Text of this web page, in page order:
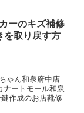
ーのキズ補修
を取り戻す方
ゃん和泉府中店
ナートモール和泉
作成のお店靴修